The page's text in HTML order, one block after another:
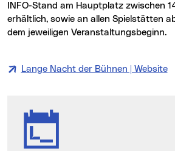
INFO-Stand am Hauptplatz zwischen
erhältlich, sowie an allen Spielstätten
dem jeweiligen Veranstaltungsbeginn.
Lange Nacht der Bühnen | Website